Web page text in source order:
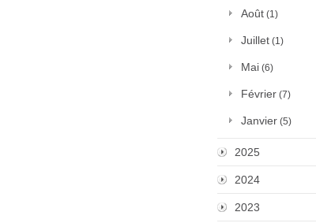
Août (1)
Juillet (1)
Mai (6)
Février (7)
Janvier (5)
2025
2024
2023